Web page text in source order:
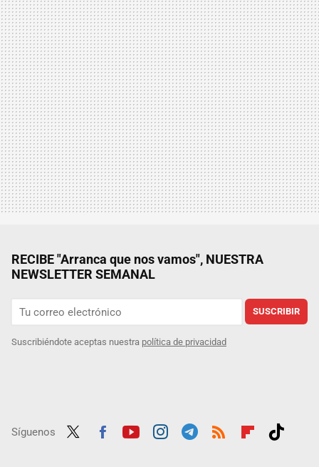
RECIBE "Arranca que nos vamos", NUESTRA
NEWSLETTER SEMANAL
SUSCRIBIR
Suscribiéndote aceptas nuestra política de privacidad
Síguenos